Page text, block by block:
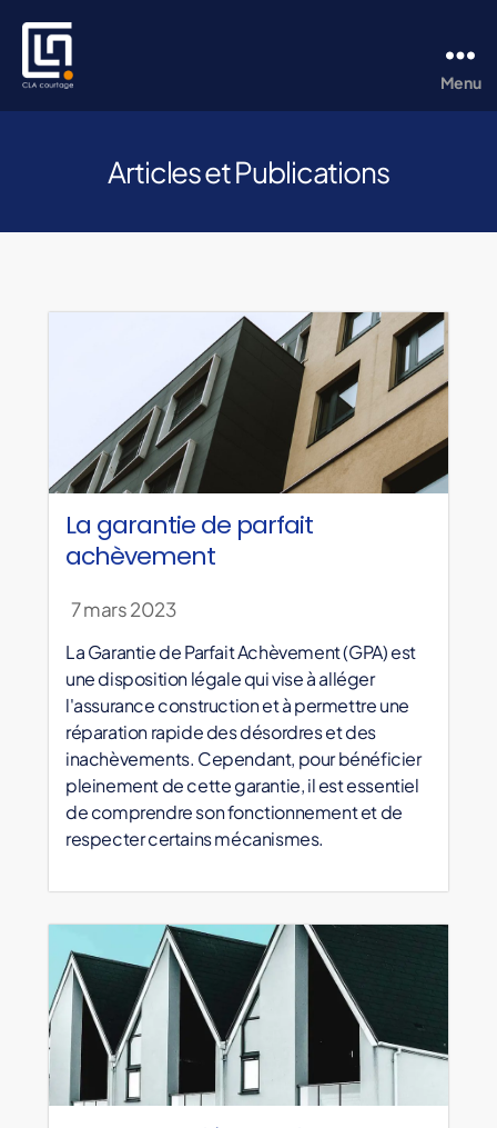
Menu
Articles et Publications
La garantie de parfait
achèvement
7 mars 2023
La Garantie de Parfait Achèvement (GPA) est
une disposition légale qui vise à alléger
l'assurance construction et à permettre une
réparation rapide des désordres et des
inachèvements. Cependant, pour bénéficier
pleinement de cette garantie, il est essentiel
de comprendre son fonctionnement et de
respecter certains mécanismes.